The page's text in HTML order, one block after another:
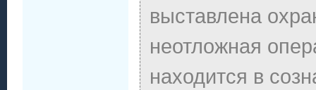
выставлена
неотложная
находится в